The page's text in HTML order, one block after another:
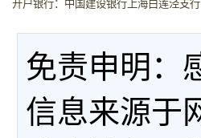
开户银行：中国建设银行上海白莲泾支行
免责申明：
信息来源于